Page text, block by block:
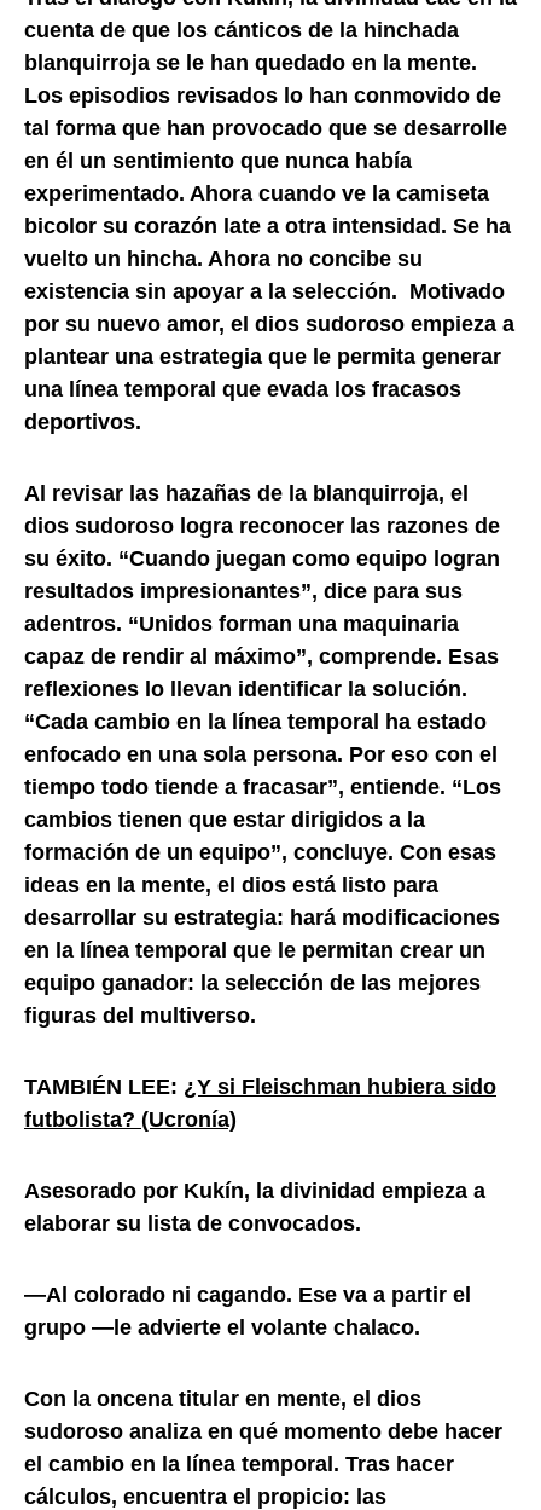
cuenta de que los cánticos de la hinchada
blanquirroja se le han quedado en la mente.
Los episodios revisados lo han conmovido de
tal forma que han provocado que se desarrolle
en él un sentimiento que nunca había
experimentado. Ahora cuando ve la camiseta
bicolor su corazón late a otra intensidad. Se ha
vuelto un hincha. Ahora no concibe su
existencia sin apoyar a la selección. Motivado
por su nuevo amor, el dios sudoroso empieza a
plantear una estrategia que le permita generar
una línea temporal que evada los fracasos
deportivos.
Al revisar las hazañas de la blanquirroja, el
dios sudoroso logra reconocer las razones de
su éxito. “Cuando juegan como equipo logran
resultados impresionantes”, dice para sus
adentros. “Unidos forman una maquinaria
capaz de rendir al máximo”, comprende. Esas
reflexiones lo llevan identificar la solución.
“Cada cambio en la línea temporal ha estado
enfocado en una sola persona. Por eso con el
tiempo todo tiende a fracasar”, entiende. “Los
cambios tienen que estar dirigidos a la
formación de un equipo”, concluye. Con esas
ideas en la mente, el dios está listo para
desarrollar su estrategia: hará modificaciones
en la línea temporal que le permitan crear un
equipo ganador: la selección de las mejores
figuras del multiverso.
TAMBIÉN LEE: ¿Y si Fleischman hubiera sido
futbolista? (Ucronía)
Asesorado por Kukín, la divinidad empieza a
elaborar su lista de convocados.
—Al colorado ni cagando. Ese va a partir el
grupo —le advierte el volante chalaco.
Con la oncena titular en mente, el dios
sudoroso analiza en qué momento debe hacer
el cambio en la línea temporal. Tras hacer
cálculos, encuentra el propicio: las